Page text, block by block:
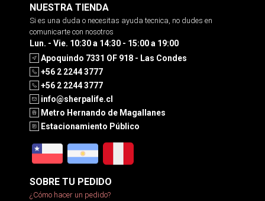
NUESTRA TIENDA
Si es una duda o necesitas ayuda tecnica, no dudes en
comunicarte con nosotros
Lun. - Vie. 10:30 a 14:30 - 15:00 a 19:00
Apoquindo 7331 OF 918 - Las Condes
+56 2 2244 3777
+56 2 2244 3777
info@sherpalife.cl
Metro Hernando de Magallanes
Estacionamiento Público
SOBRE TU PEDIDO
¿Cómo hacer un pedido?